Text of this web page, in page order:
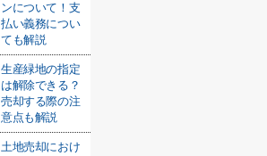
ンについて！支
払い義務につい
ても解説
生産緑地の指定
は解除できる？
売却する際の注
意点も解説
土地売却におけ